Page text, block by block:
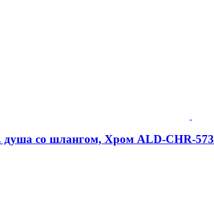
душа со шлангом, Хром ALD-CHR-573